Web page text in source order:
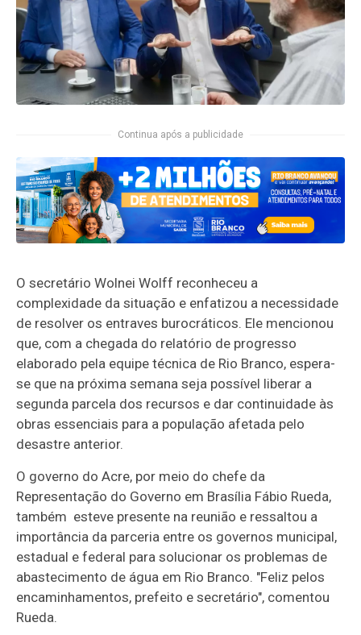
Continua após a publicidade
O secretário Wolnei Wolff reconheceu a
complexidade da situação e enfatizou a necessidade
de resolver os entraves burocráticos. Ele mencionou
que, com a chegada do relatório de progresso
elaborado pela equipe técnica de Rio Branco, espera-
se que na próxima semana seja possível liberar a
segunda parcela dos recursos e dar continuidade às
obras essenciais para a população afetada pelo
desastre anterior.​
O governo do Acre, por meio do chefe da
Representação do Governo em Brasília Fábio Rueda,
também esteve presente na reunião e ressaltou a
importância da parceria entre os governos municipal,
estadual e federal para solucionar os problemas de
abastecimento de água em Rio Branco. "Feliz pelos
encaminhamentos, prefeito e secretário", comentou
Rueda.​